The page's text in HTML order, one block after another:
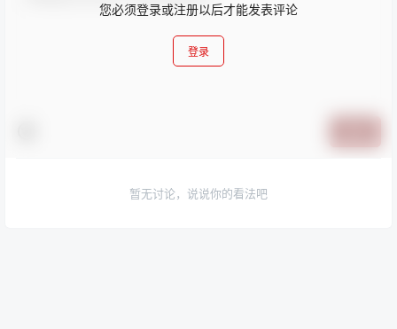
您必须登录或注册以后才能发表评论
登录
暂无讨论，说说你的看法吧